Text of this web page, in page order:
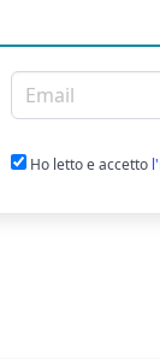
Email per
Ho letto e accetto